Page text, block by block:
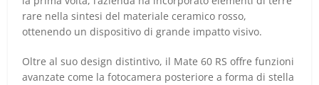
rare nella sintesi del materiale ceramico rosso,
ottenendo un dispositivo di grande impatto visivo.
Oltre al suo design distintivo, il Mate 60 RS offre funzioni
avanzate come la fotocamera posteriore a forma di stella